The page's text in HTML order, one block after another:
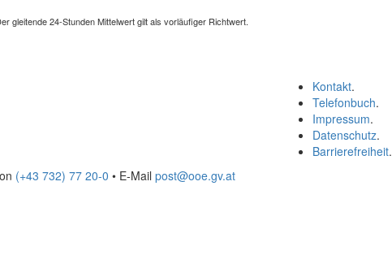
gleitende 24-Stunden Mittelwert gilt als vorläufiger Richtwert.
Kontakt.
Telefonbuch.
Impressum.
Datenschutz.
Barrierefreiheit.
(+43 732) 77 20-0 • E-Mail post@ooe.gv.at